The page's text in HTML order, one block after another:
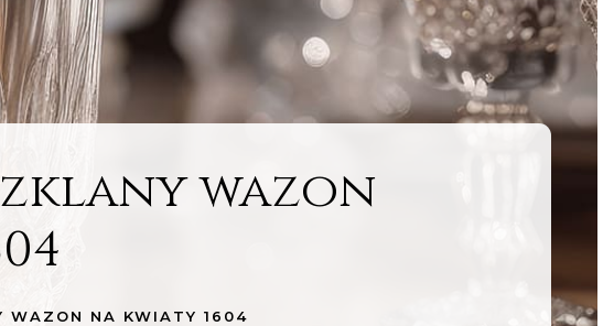
wazon
WAZON NA KWIATY 1604